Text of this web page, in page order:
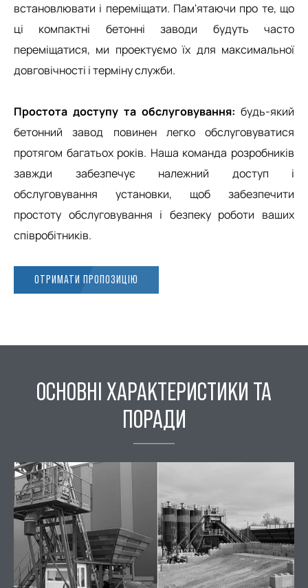
встановлювати і переміщати. Пам'ятаючи про те, що
ці компактні бетонні заводи будуть часто
переміщатися, ми проектуємо їх для максимальної
довговічності і терміну служби.
Простота доступу та обслуговування: будь-який
бетонний завод повинен легко обслуговуватися
протягом багатьох років. Наша команда розробників
завжди забезпечує належний доступ і
обслуговування установки, щоб забезпечити
простоту обслуговування і безпеку роботи ваших
співробітників.
ОТРИМАТИ ПРОПОЗИЦІЮ
ОСНОВНІ ХАРАКТЕРИСТИКИ ТА
ПОРАДИ